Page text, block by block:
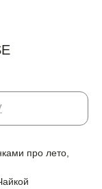
про лето,